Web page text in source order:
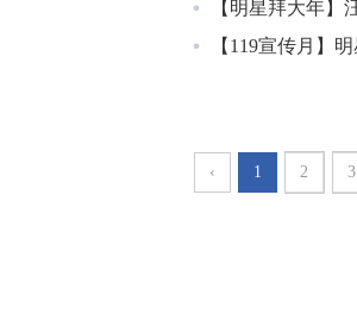
【明星拜大年】
【119宣传月】
‹ 1 2 3